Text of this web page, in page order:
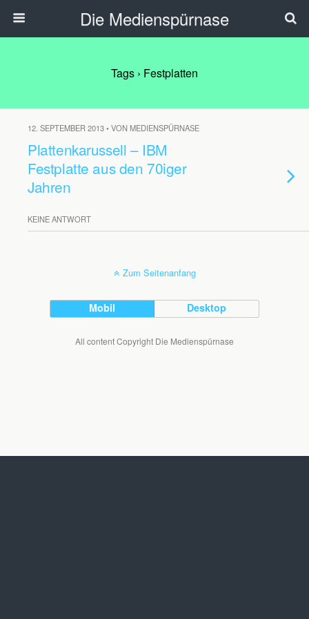
Die Medienspürnase
Tags › Festplatten
12. SEPTEMBER 2013 • VON MEDIENSPÜRNASE
Plattenkarussell – IBM
Festplatte aus den 70iger
Jahren
KEINE ANTWORT
Zum Seitenanfang
Mobil Desktop
All content Copyright Die Medienspürnase